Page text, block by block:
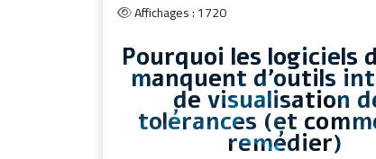
Affichages : 1720
Pourquoi les logiciels
manquent d’outils
de visualisation
tolérances (et
remédier)